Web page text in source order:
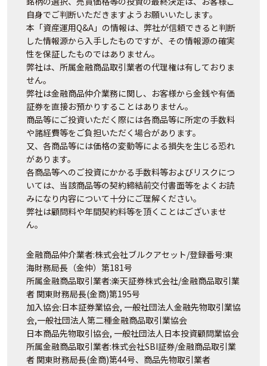
自身でご判断いただきますようお願いいたします。
本「資産運用Q&A」の情報は、弊社が信頼できると判断
した情報源から入手したものですが、その情報源の確実
性を保証したものではありません。
弊社は、所属金融商品取引業者の代理権は有しておりま
せん。
弊社は金融商品仲介業務に関し、お客様から金銭や有価
証券を直接お預かりすることはありません。
商品等にご投資いただく際には各商品等に所定の手数料
や諸経費等をご負担いただく場合があります。
又、各商品等には価格の変動等による損失を生じる恐れ
があります。
各商品等へのご投資にかかる手数料等およびリスクにつ
いては、当該商品等の契約締結前交付書面等をよくお読
みになり内容について十分にご理解ください。
弊社は顧問料や年間契約料等を頂くことはございませ
ん。
金融商品仲介業者:株式会社ブルクアセット/登録番号:東
海財務局長（金仲）第181号
所属金融商品取引業者:楽天証券株式会社/金融商品取引業
者 関東財務局長(金商)第195号
加入協会:日本証券業協会, 一般社団法人金融先物取引業協
会,一般社団法人第二種金融商品取引業協会
日本商品先物取引協会, 一般社団法人日本投資顧問業協会
所属金融商品取引業者:株式会社SBI証券/金融商品取引業
者 関東財務局長(金商)第44号、商品先物取引業者